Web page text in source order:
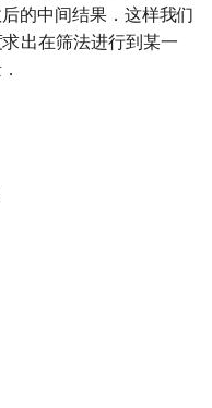
的中间结果．这样我们
出在筛法进行到某一